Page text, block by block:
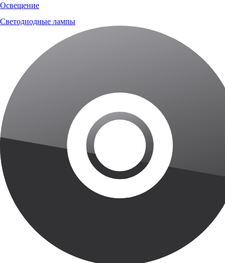
Освещение
Светодиодные лампы